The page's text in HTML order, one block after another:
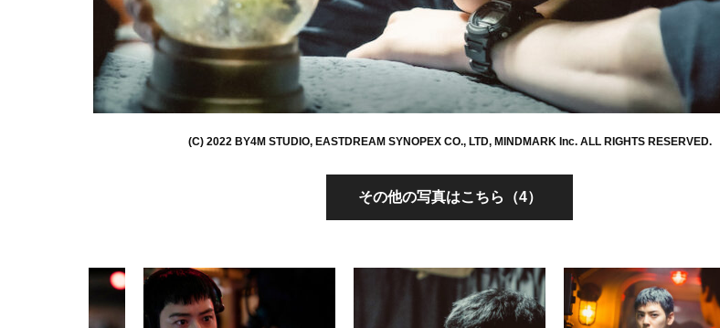
(C) 2022 BY4M STUDIO, EASTDREAM SYNOPEX CO., LTD, MINDMARK Inc. ALL RIGHTS RESERVED.
その他の写真はこちら（4）